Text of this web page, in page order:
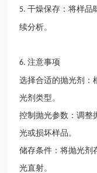
5.干燥保存：将样品
续分析。
6.注意事项
选择合适的抛光剂：
光剂类型。
控制抛光参数：调整
光或损坏样品。
储存条件：将抛光剂
光直射。